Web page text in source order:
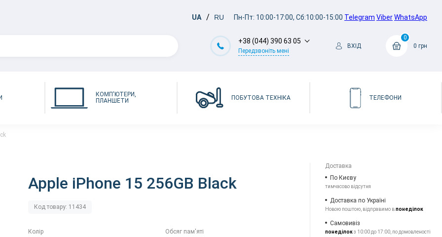
UA RU Пн-Пт: 10:00-17:00, Сб:10:00-15:00 Telegram ViberWhatsApp
+38 (044) 390 63 05
Передзвоніть мені
ВХІД
0
0 грн
КОМП'ЮТЕРИ,
ПЛАНШЕТИ
ПОБУТОВА ТЕХНІКА ТЕЛЕФОНИ
Apple iPhone 15 256GB Black
Код товару: 11434
Колір Обсяг пам'яті
Доставка
По Києву
тимчасово відсутня
Доставка по Україні
Новою поштою, відправимо впонеділок
Самовивіз
понеділокз 10:00 до 17:00, по домовленості